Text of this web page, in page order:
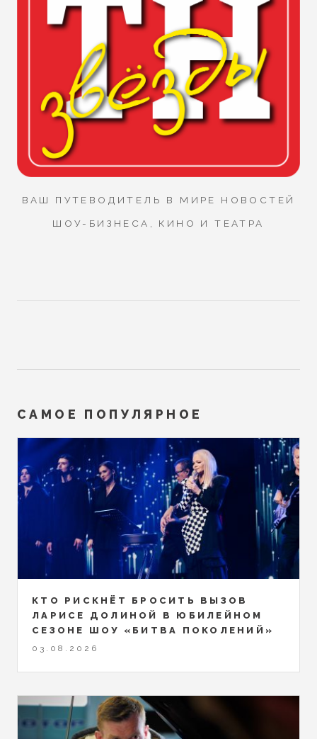
ВАШ ПУТЕВОДИТЕЛЬ В МИРЕ НОВОСТЕЙ
ШОУ-БИЗНЕСА, КИНО И ТЕАТРА
САМОЕ ПОПУЛЯРНОЕ
КТО РИСКНЁТ БРОСИТЬ ВЫЗОВ
ЛАРИСЕ ДОЛИНОЙ В ЮБИЛЕЙНОМ
СЕЗОНЕ ШОУ «БИТВА ПОКОЛЕНИЙ»
03.08.2026